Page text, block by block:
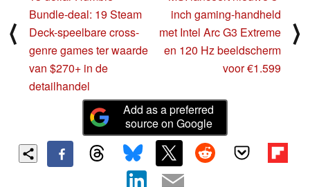
⟨
Bundle-deal: 19 Steam
Deck-speelbare cross-
genre games ter waarde
van $270+ in de
detailhandel
inch gaming-handheld
met Intel Arc G3 Extreme
en 120 Hz beeldscherm
voor €1.599
⟩
Add as a preferred
source on Google